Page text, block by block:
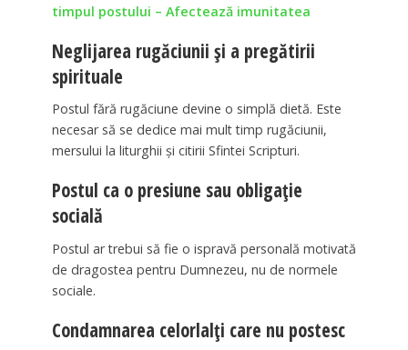
timpul postului – Afectează imunitatea
Neglijarea rugăciunii și a pregătirii
spirituale
Postul fără rugăciune devine o simplă dietă. Este
necesar să se dedice mai mult timp rugăciunii,
mersului la liturghii și citirii Sfintei Scripturi.
Postul ca o presiune sau obligație
socială
Postul ar trebui să fie o ispravă personală motivată
de dragostea pentru Dumnezeu, nu de normele
sociale.
Condamnarea celorlalți care nu postesc